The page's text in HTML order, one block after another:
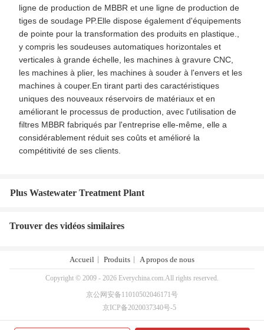
ligne de production de MBBR et une ligne de production de
tiges de soudage PP.Elle dispose également d'équipements
de pointe pour la transformation des produits en plastique.,
y compris les soudeuses automatiques horizontales et
verticales à grande échelle, les machines à gravure CNC,
les machines à plier, les machines à souder à l'envers et les
machines à couper.En tirant parti des caractéristiques
uniques des nouveaux réservoirs de matériaux et en
améliorant le processus de production, avec l'utilisation de
filtres MBBR fabriqués par l'entreprise elle-même, elle a
considérablement réduit ses coûts et amélioré la
compétitivité de ses clients.
Plus Wastewater Treatment Plant
Trouver des vidéos similaires
Accueil Produits A propos de nous
Copyright © 2009 - 2026 Everychina.com.All rights reserved.
京公网安备11010502046171号
京ICP备2020037340号-5